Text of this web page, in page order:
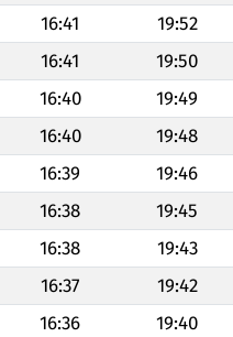
16:41 19:52
16:41 19:50
16:40 19:49
16:40 19:48
16:39 19:46
16:38 19:45
16:38 19:43
16:37 19:42
16:36 19:40